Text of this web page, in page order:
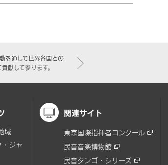
を通して世界各国との
献して参ります。
域
ジャ
関連サイト
東京国際指揮者コンクール
民音音楽博物館
民音タンゴ・シリーズ